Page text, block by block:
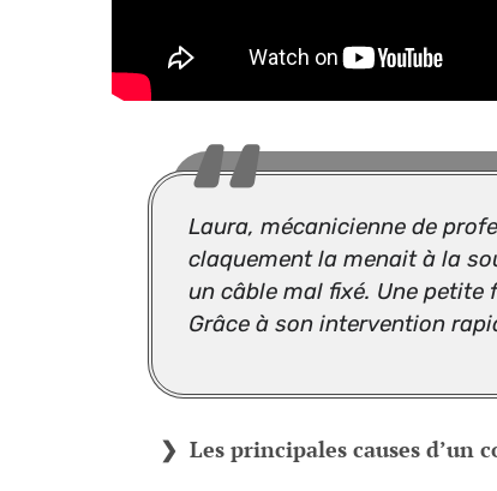
Laura, mécanicienne de
claquement la menait à la
un câble mal fixé. Une
Grâce à son intervention
Les principales causes d’un